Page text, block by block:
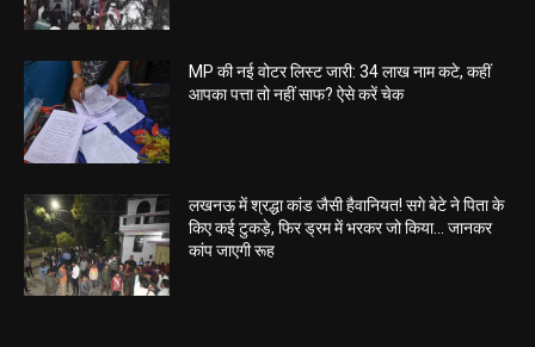
MP की नई वोटर लिस्ट जारी: 34 लाख नाम कटे, कहीं
आपका पत्ता तो नहीं साफ? ऐसे करें चेक
लखनऊ में श्रद्धा कांड जैसी हैवानियत! सगे बेटे ने पिता के
किए कई टुकड़े, फिर ड्रम में भरकर जो किया… जानकर
कांप जाएगी रूह